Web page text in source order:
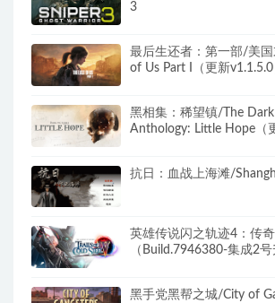
3
最后生还者：第一部/美
of Us Part I（更新v1.1.5.0
黑相集：稀望镇/The
Anthology: Little Hope（
抗日：血战上海滩/
英雄传说闪之轨迹4：传
（Build.7946380-集成2号
黑手党黑帮之城/City of